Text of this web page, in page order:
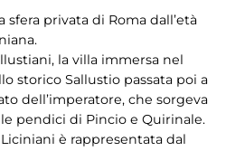
privata di Roma dall’età
la villa immersa nel
storico Sallustio passata poi a
dell’imperatore, che sorgeva
pendici di Pincio e Quirinale.
è rappresentata dal